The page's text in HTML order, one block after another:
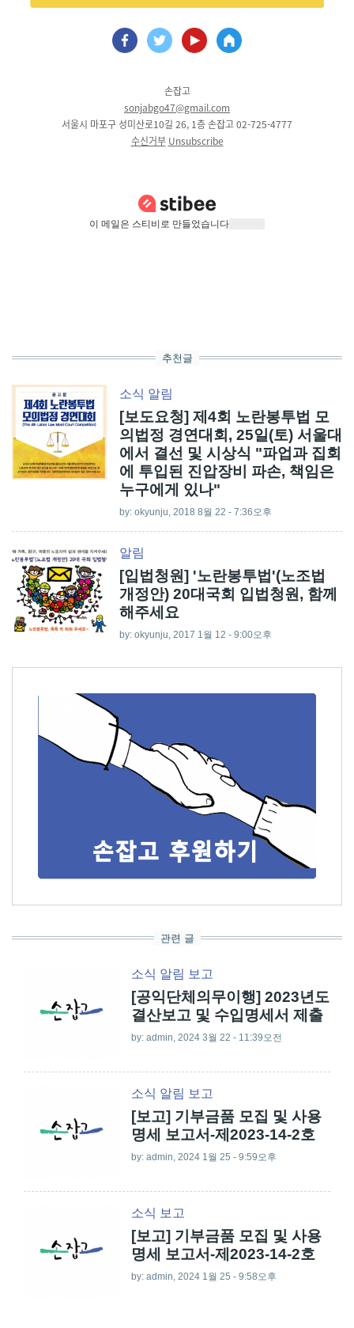
손잡고
sonjabgo47@gmail.com
서울시 마포구 성미산로10길 26, 1층 손잡고 02-725-4777
수신거부 Unsubscribe
이 메일은 스티비로 만들었습니다
추천글
소식 알림
[보도요청] 제4회 노란봉투법 모
의법정 경연대회, 25일(토) 서울대
에서 결선 및 시상식 "파업과 집회
에 투입된 진압장비 파손, 책임은
누구에게 있나"
by: okyunju, 2018 8월 22 - 7:36오후
알림
[입법청원] '노란봉투법'(노조법
개정안) 20대국회 입법청원, 함께
해주세요
by: okyunju, 2017 1월 12 - 9:00오후
관련 글
소식 알림 보고
[공익단체의무이행] 2023년도
결산보고 및 수입명세서 제출
by: admin , 2024 3월 22 - 11:39오전
소식 알림 보고
[보고] 기부금품 모집 및 사용
명세 보고서-제2023-14-2호
by: admin , 2024 1월 25 - 9:59오후
소식 보고
[보고] 기부금품 모집 및 사용
명세 보고서-제2023-14-2호
by: admin , 2024 1월 25 - 9:58오후